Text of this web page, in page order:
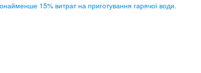
15% витрат на приготування гарячої води.